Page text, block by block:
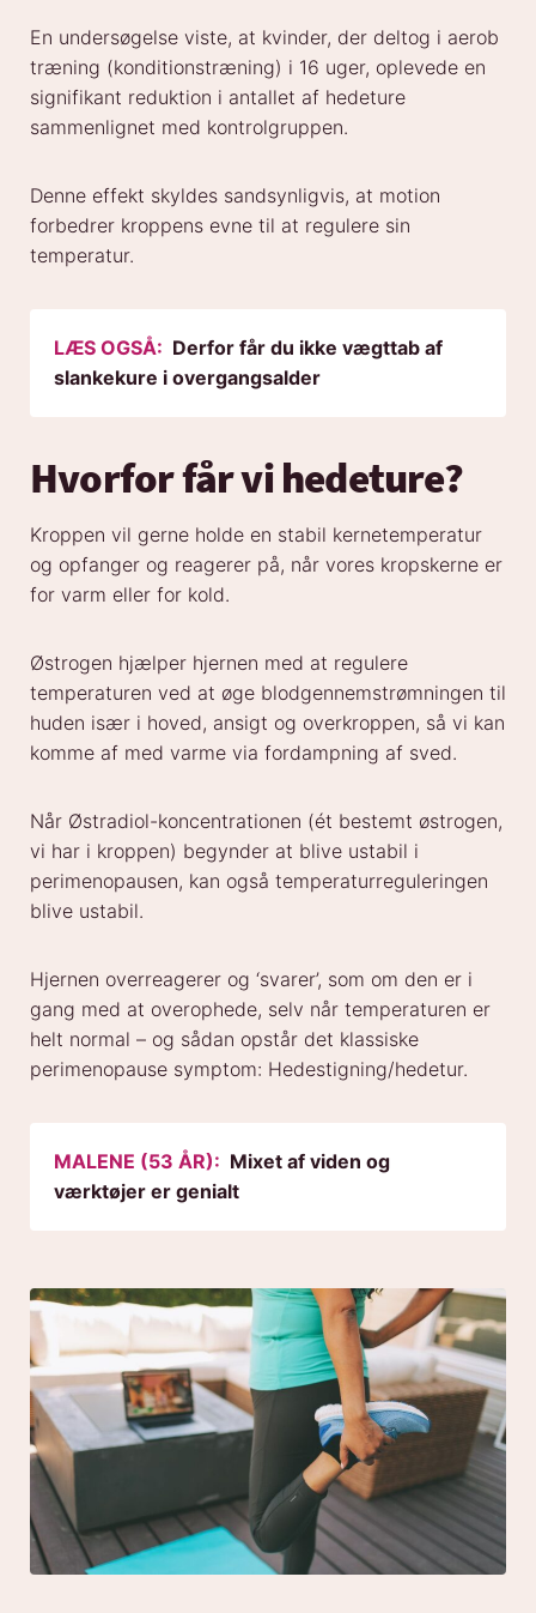
En undersøgelse viste, at kvinder, der deltog i aerob
træning (konditionstræning) i 16 uger, oplevede en
signifikant reduktion i antallet af hedeture
sammenlignet med kontrolgruppen.
Denne effekt skyldes sandsynligvis, at motion
forbedrer kroppens evne til at regulere sin
temperatur.
LÆS OGSÅ: Derfor får du ikke vægttab af
slankekure i overgangsalder
Hvorfor får vi hedeture?
Kroppen vil gerne holde en stabil kernetemperatur
og opfanger og reagerer på, når vores kropskerne er
for varm eller for kold.
Østrogen hjælper hjernen med at regulere
temperaturen ved at øge blodgennemstrømningen til
huden især i hoved, ansigt og overkroppen, så vi kan
komme af med varme via fordampning af sved.
Når Østradiol-koncentrationen (ét bestemt østrogen,
vi har i kroppen) begynder at blive ustabil i
perimenopausen, kan også temperaturreguleringen
blive ustabil.
Hjernen overreagerer og ‘svarer’, som om den er i
gang med at overophede, selv når temperaturen er
helt normal – og sådan opstår det klassiske
perimenopause symptom: Hedestigning/hedetur.
MALENE (53 ÅR): Mixet af viden og
værktøjer er genialt